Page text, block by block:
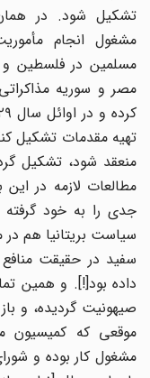
تشکیل شود. در همان
مشغول انجام
مسلمین در فلسطین و
مصر و سوریه مذاکراتی
تهیه مقدمات تشکیل
منعقد شود، تشکیل
مطالعات لازمه در
جدی را به خود گرفته
سیاست بریتانیا هم در
سفید در حقیقت منافع
داده بود[!]. و همین
صیهونیت گردیده، و
موقعی که کمیسیون
مشغول کار بوده و